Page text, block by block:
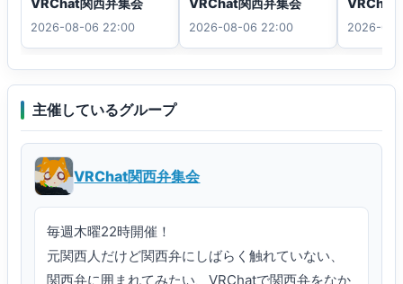
2026-08-06 22:00 2026-08-06 22:00 2026-
主催しているグループ
VRChat関西弁集会
毎週木曜22時開催！
元関西人だけど関西弁にしばらく触れていない、
関西弁に囲まれてみたい、VRChatで関西弁をなか